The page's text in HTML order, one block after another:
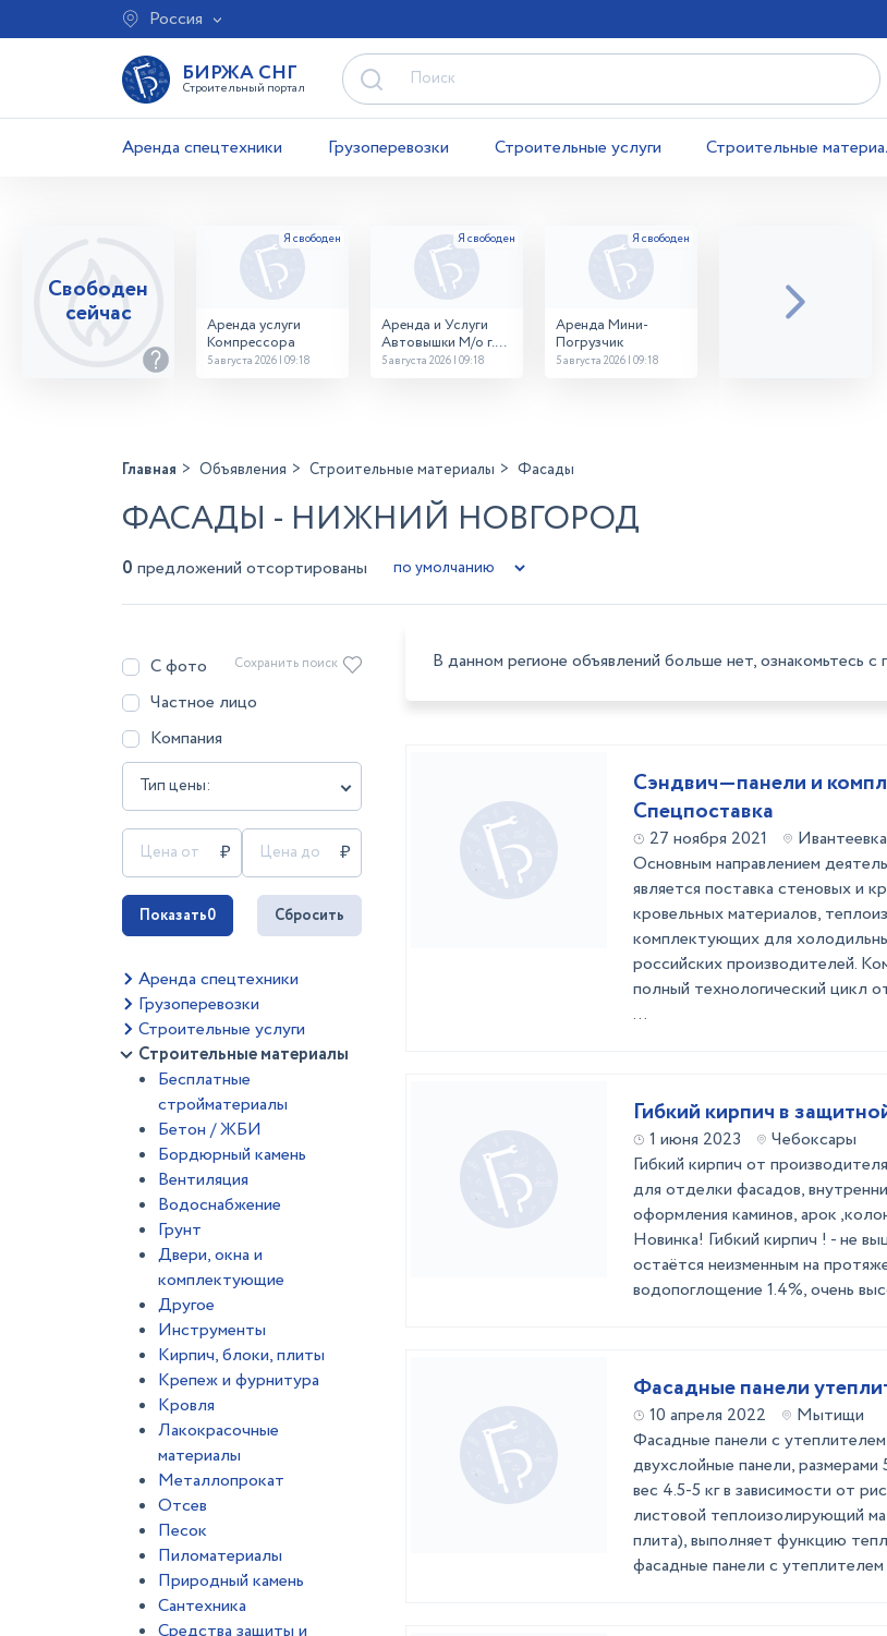
Россия
БИРЖА СНГ
Строительный портал
Аренда спецтехники Грузоперевозки Строительные услуги Строительные
Свободен
сейчас
Аренда услуги
Компрессора
5 августа 2026 | 09:18
Аренда и Услуги
Автовышки М/о г.
Домодедово
5 августа 2026 | 09:18
Аренда Мини-
Погрузчик
5 августа 2026 | 09:18
Главная Объявления Строительные материалы Фасады
ФАСАДЫ - НИЖНИЙ НОВГОРОД
0 предложений отсортированы
С фото
Частное лицо
Компания
Тип цены:
Сохранить поиск
Показать0 Сбросить
Аренда спецтехники
Грузоперевозки
Строительные услуги
Строительные материалы
Бесплатные
стройматериалы
Бетон / ЖБИ
Бордюрный камень
Вентиляция
Водоснабжение
Грунт
Двери, окна и
комплектующие
Другое
Инструменты
Кирпич, блоки, плиты
Крепеж и фурнитура
Кровля
Лакокрасочные
материалы
Металлопрокат
Отсев
Песок
Пиломатериалы
Природный камень
Сантехника
В данном регионе объявлений больше нет, ознакомьтесь
Сэндвич—панели и
Спецпоставка
27 ноября 2021
Ивантеевка
Основным направлением
является поставка стеновых и
кровельных материалов,
комплектующих для
российских производителей.
полный технологический цикл
...
Гибкий кирпич в
1 июня 2023
Чебоксары
Гибкий кирпич от
для отделки фасадов,
оформления каминов, арок
Новинка! Гибкий кирпич ! - не
остаётся неизменным на
водопоглощение 1.4%, очень
Фасадные панели
10 апреля 2022
Мытищи
Фасадные панели с
двухслойные панели,
вес 4.5-5 кг в зависимости от
листовой теплоизолирующий
плита), выполняет функцию
фасадные панели с